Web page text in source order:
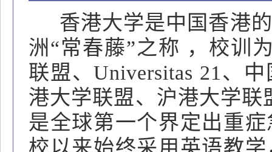
香港大学是中国香港的
洲“常春藤”之称 ，校训
联盟、Universitas 21、
港大学联盟、沪港大学
是全球第一个界定出重